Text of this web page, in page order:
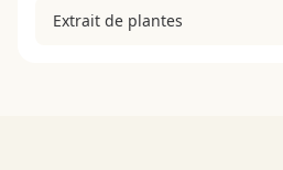
Extrait de plantes